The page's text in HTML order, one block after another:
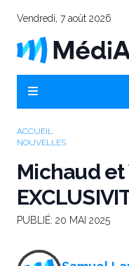
Vendredi, 7 août 2026
ACCUEIL
NOUVELLES
Michaud
PUBLIÉ: 20 MAI 2025